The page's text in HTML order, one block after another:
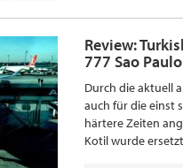
Review:
777 Sao
Durch die aktuell
auch für die einst
härtere Zeiten
Kotil wurde